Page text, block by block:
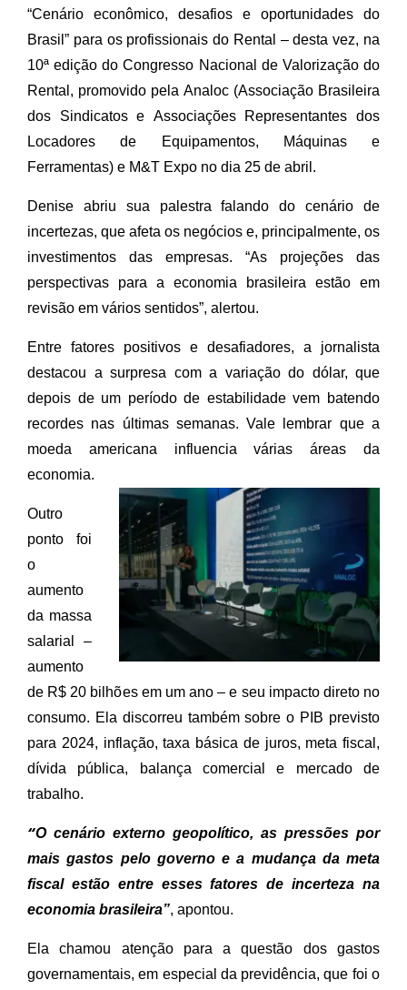
“Cenário econômico, desafios e oportunidades do
Brasil” para os profissionais do Rental – desta vez, na
10ª edição do Congresso Nacional de Valorização do
Rental, promovido pela Analoc (Associação Brasileira
dos Sindicatos e Associações Representantes dos
Locadores de Equipamentos, Máquinas e
Ferramentas) e M&T Expo no dia 25 de abril.
Denise abriu sua palestra falando do cenário de
incertezas, que afeta os negócios e, principalmente, os
investimentos das empresas. “As projeções das
perspectivas para a economia brasileira estão em
revisão em vários sentidos”, alertou.
Entre fatores positivos e desafiadores, a jornalista
destacou a surpresa com a variação do dólar, que
depois de um período de estabilidade vem batendo
recordes nas últimas semanas. Vale lembrar que a
moeda americana influencia várias áreas da
economia.
Outro
ponto foi
o
aumento
da massa
salarial –
aumento
de R$ 20 bilhões em um ano – e seu impacto direto no
consumo. Ela discorreu também sobre o PIB previsto
para 2024, inflação, taxa básica de juros, meta fiscal,
dívida pública, balança comercial e mercado de
trabalho.
“O cenário externo geopolítico, as pressões por
mais gastos pelo governo e a mudança da meta
fiscal estão entre esses fatores de incerteza na
economia brasileira”, apontou.
Ela chamou atenção para a questão dos gastos
governamentais, em especial da previdência, que foi o